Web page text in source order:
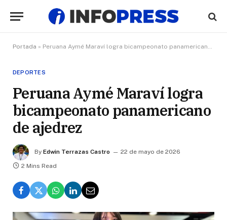
Portada » Peruana Aymé Maraví logra bicampeonato panamericano de ajedrez
DEPORTES
Peruana Aymé Maraví logra
bicampeonato panamericano
de ajedrez
By Edwin Terrazas Castro
22 de mayo de 2026
2 Mins Read